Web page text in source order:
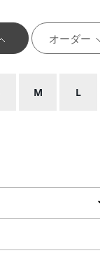
オーダー
M L